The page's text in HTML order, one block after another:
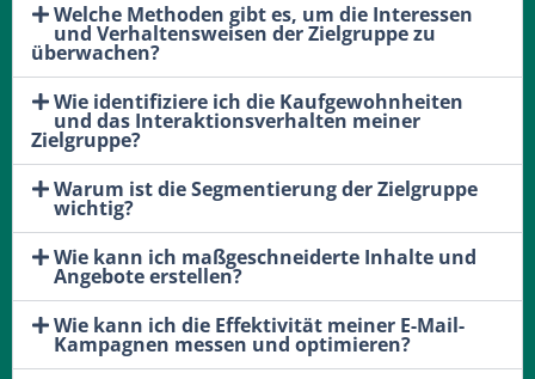
Welche Methoden gibt es, um die Interessen
und Verhaltensweisen der Zielgruppe zu
überwachen?
Wie identifiziere ich die Kaufgewohnheiten
und das Interaktionsverhalten meiner
Zielgruppe?
Warum ist die Segmentierung der Zielgruppe
wichtig?
Wie kann ich maßgeschneiderte Inhalte und
Angebote erstellen?
Wie kann ich die Effektivität meiner E-Mail-
Kampagnen messen und optimieren?